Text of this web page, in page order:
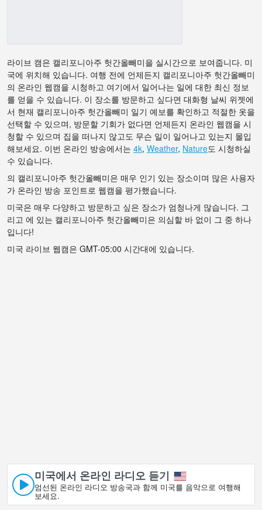
라이브 캠은 캘리포니아주 헛간올빼미을 실시간으로 보여줍니다. 미
국에 위치해 있습니다. 여행 전에 언제든지 캘리포니아주 헛간올빼미
의 온라인 웹캠을 시청하고 여기에서 일어나는 일에 대한 최신 정보
를 얻을 수 있습니다. 이 장소를 방문하고 싶다면 대화형 날씨 위젯에
서 현재 캘리포니아주 헛간올빼미 일기 예보를 확인하고 적절한 옷을
선택할 수 있으며, 방문할 기회가 없다면 언제든지 온라인 웹캠을 시
청할 수 있으며 집을 떠나지 않고도 무슨 일이 일어나고 있는지 몰입
해보세요. 이번 온라인 방송에서는 4k, Weather, Nature도 시청하실
수 있습니다.
의 캘리포니아주 헛간올빼미은 매우 인기 있는 장소이며 많은 사용자
가 온라인 방송 포인트로 웹캠을 평가했습니다.
미국은 매우 다양하고 방문하고 싶은 장소가 엄청나게 많습니다. 그
리고 에 있는 캘리포니아주 헛간올빼미은 의심할 바 없이 그 중 하나
입니다!
미국 라이브 웹캠은 GMT-05:00 시간대에 있습니다.
미국에서 온라인 라디오 듣기
엄선된 온라인 라디오 방송국과 함께 미국를 음악으로 여행해
보세요.